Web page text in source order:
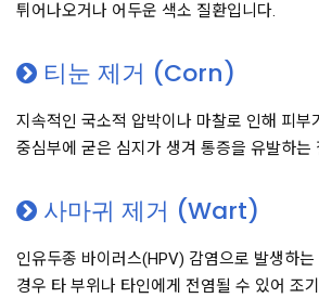
튀어나오거나 어두운 색소 질환입니다.
티눈 제거 (Corn)
지속적인 국소적 압박이나 마찰로 인해 피부
중심부에 굳은 심지가 생겨 통증을 유발하는
사마귀 제거 (Wart)
인유두종 바이러스(HPV) 감염으로 발생하
경우 타 부위나 타인에게 전염될 수 있어 조